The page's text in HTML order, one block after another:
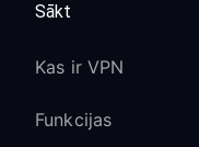
Sākt
Kas ir VPN
Funkcijas